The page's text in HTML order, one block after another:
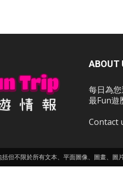
ABOUT
每日為
最Fun遊
Contact
但不限於所有文本、平面圖像、圖畫、圖